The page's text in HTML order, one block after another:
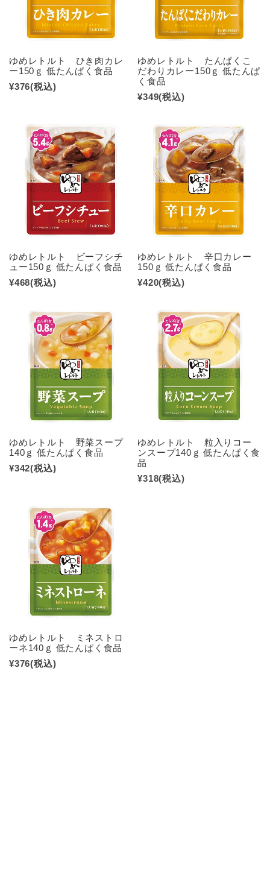
ゆめレトルト ひき肉カレ
ー150ｇ 低たんぱく食品
¥376(税込)
ゆめレトルト たんぱくこ
だわりカレー150ｇ 低たんぱ
く食品
¥349(税込)
ゆめレトルト ビーフシチ
ュー150ｇ 低たんぱく食品
¥468(税込)
ゆめレトルト 辛口カレー
150ｇ 低たんぱく食品
¥420(税込)
ゆめレトルト 野菜スープ
140ｇ 低たんぱく食品
¥342(税込)
ゆめレトルト 粒入りコー
ンスープ140ｇ 低たんぱく食
品
¥318(税込)
ゆめレトルト ミネストロ
ーネ140ｇ 低たんぱく食品
¥376(税込)